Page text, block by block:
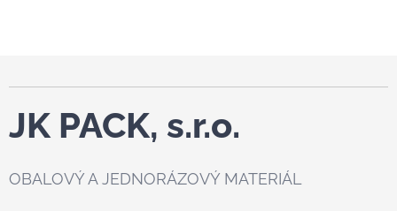
JK PACK, s.r.o.
OBALOVÝ A JEDNORÁZOVÝ MATERIÁL